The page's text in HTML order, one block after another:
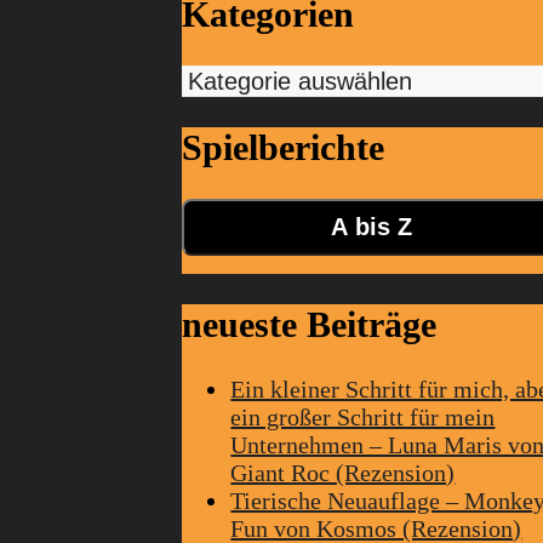
Kategorien
Kategorien
Spielberichte
A bis Z
neueste Beiträge
Ein kleiner Schritt für mich,
ein großer Schritt für mein
Unternehmen – Luna Maris von
Giant Roc (Rezension)
Tierische Neuauflage –
Fun von Kosmos (Rezension)